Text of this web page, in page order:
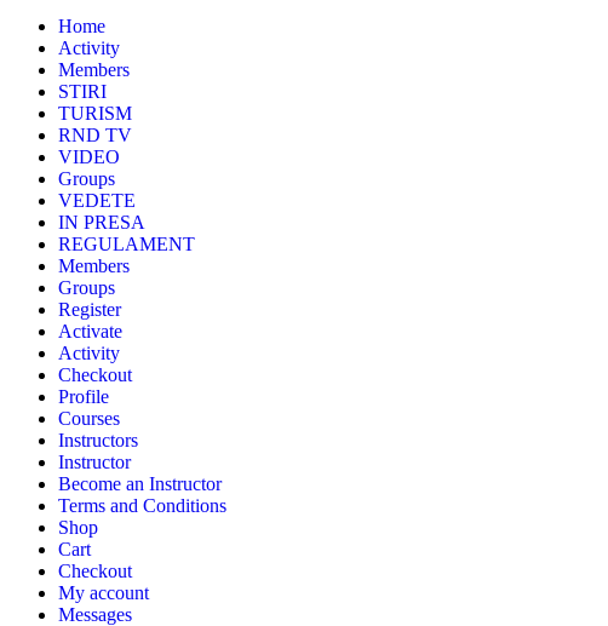
Home
Activity
Members
STIRI
TURISM
RND TV
VIDEO
Groups
VEDETE
IN PRESA
REGULAMENT
Members
Groups
Register
Activate
Activity
Checkout
Profile
Courses
Instructors
Instructor
Become an Instructor
Terms and Conditions
Shop
Cart
Checkout
My account
Messages